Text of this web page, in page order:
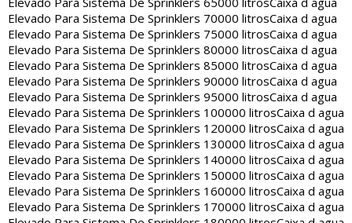
Elevado Para Sistema De Sprinklers 70000 litrosCaixa d agua
Elevado Para Sistema De Sprinklers 75000 litrosCaixa d agua
Elevado Para Sistema De Sprinklers 80000 litrosCaixa d agua
Elevado Para Sistema De Sprinklers 85000 litrosCaixa d agua
Elevado Para Sistema De Sprinklers 90000 litrosCaixa d agua
Elevado Para Sistema De Sprinklers 95000 litrosCaixa d agua
Elevado Para Sistema De Sprinklers 100000 litrosCaixa d agua
Elevado Para Sistema De Sprinklers 120000 litrosCaixa d agua
Elevado Para Sistema De Sprinklers 130000 litrosCaixa d agua
Elevado Para Sistema De Sprinklers 140000 litrosCaixa d agua
Elevado Para Sistema De Sprinklers 150000 litrosCaixa d agua
Elevado Para Sistema De Sprinklers 160000 litrosCaixa d agua
Elevado Para Sistema De Sprinklers 170000 litrosCaixa d agua